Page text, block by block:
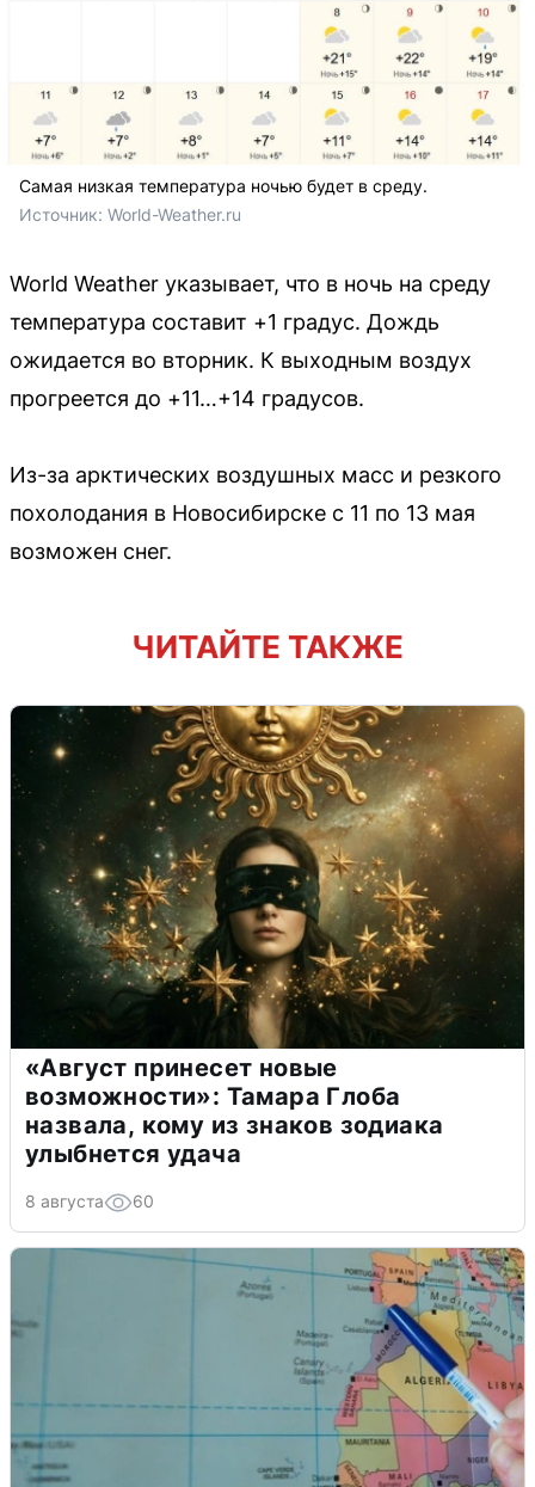
Самая низкая температура ночью будет в среду.
Источник: World-Weather.ru
World Weather указывает, что в ночь на среду
температура составит +1 градус. Дождь
ожидается во вторник. К выходным воздух
прогреется до +11…+14 градусов.
Из-за арктических воздушных масс и резкого
похолодания в Новосибирске с 11 по 13 мая
возможен снег.
ЧИТАЙТЕ ТАКЖЕ
«Август принесет новые
возможности»: Тамара Глоба
назвала, кому из знаков зодиака
улыбнется удача
8 августа 60